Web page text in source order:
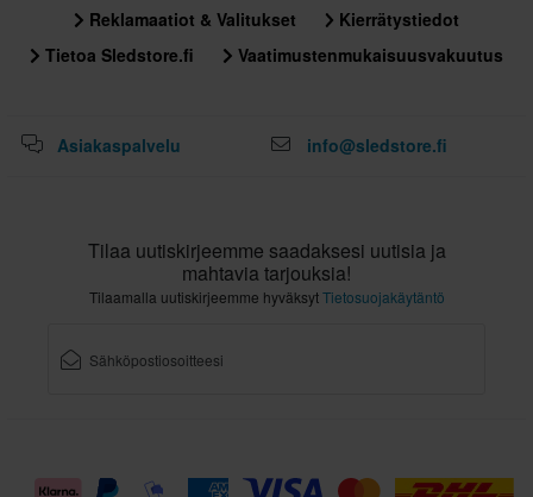
Sertifiointistandardi
ECE 22.06
Reklamaatiot & Valitukset
Kierrätystiedot
Tietoa Sledstore.fi
Vaatimustenmukaisuusvakuutus
Asiakaspalvelu info@sledstore.fi
Tilaa uutiskirjeemme saadaksesi uutisia ja
mahtavia tarjouksia!
Tilaamalla uutiskirjeemme hyväksytTietosuojakäytäntö